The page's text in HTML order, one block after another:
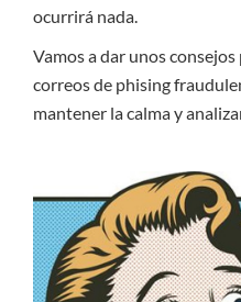
ocurrirá nada.
Vamos a dar unos
correos de phising
mantener la calma y